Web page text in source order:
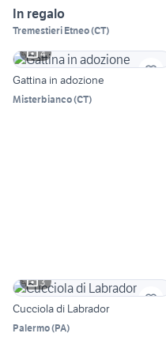
In regalo
Tremestieri Etneo(CT)
4
Gattina in adozione
Misterbianco(CT)
3
Cucciola di Labrador
Palermo(PA)